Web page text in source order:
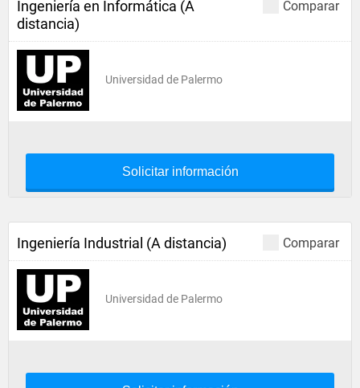
Comparar
Ingeniería en Informática (A
distancia)
Universidad de Palermo
Solicitar información
Comparar
Ingeniería Industrial (A distancia)
Universidad de Palermo